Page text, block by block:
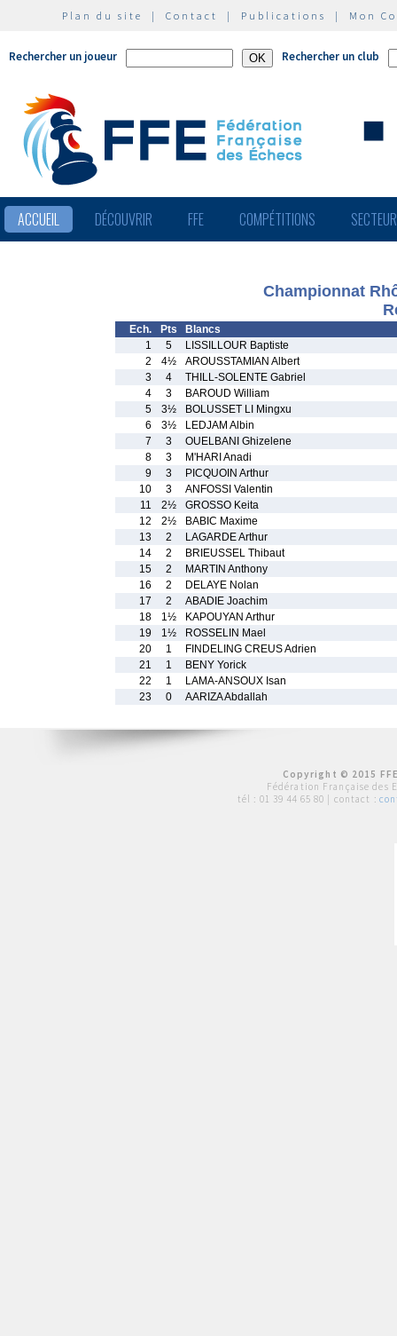
Plan du site | Contact | Publications | Mon
Rechercher un joueur Rechercher un club
ACCUEIL DÉCOUVRIR FFE COMPÉTITIONS
Championnat
Ech. Pts
Blancs
1
5
LISSILLOUR Baptiste
2
4½
AROUSSTAMIAN Albert
3
4
THILL-SOLENTE Gabriel
4
3
BAROUD William
5
3½
BOLUSSET LI Mingxu
6
3½
LEDJAM Albin
7
3
OUELBANI Ghizelene
8
3
M'HARI Anadi
9
3
PICQUOIN Arthur
10
3
ANFOSSI Valentin
11
2½
GROSSO Keita
12
2½
BABIC Maxime
13
2
LAGARDE Arthur
14
2
BRIEUSSEL Thibaut
15
2
MARTIN Anthony
16
2
DELAYE Nolan
17
2
ABADIE Joachim
18
1½
KAPOUYAN Arthur
19
1½
ROSSELIN Mael
20
1
FINDELING CREUS Adrien
21
1
BENY Yorick
22
1
LAMA-ANSOUX Isan
23
0 AARIZA Abdallah
Copyright © 2015
Fédération Française des
tél : 01 39 44 65 80 | contact :